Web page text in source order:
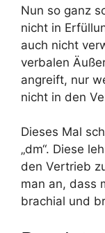
Nun so ganz
nicht in
auch nicht
verbalen
angreift, nur
nicht in den
Dieses Mal
„dm“. Diese
den Vertrieb
man an, dass
brachial und